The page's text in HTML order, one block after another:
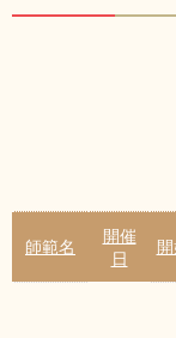
師範名
開催
日